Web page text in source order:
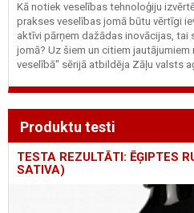
Kā notiek veselības tehnoloģiju
prakses veselības jomā būtu vērtīgi
aktīvi pārņem dažādas inovācijas, tai
jomā? Uz šiem un citiem
veselībā" sērijā atbildēja Zāļu valsts
Produktu testi
TESTA REZULTĀTI: ĒĢIPTES
SATIVA)